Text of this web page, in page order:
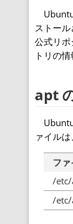
Ubuntu
ストー
公式リ
トリの
apt
ァイルは
ファ
/
/